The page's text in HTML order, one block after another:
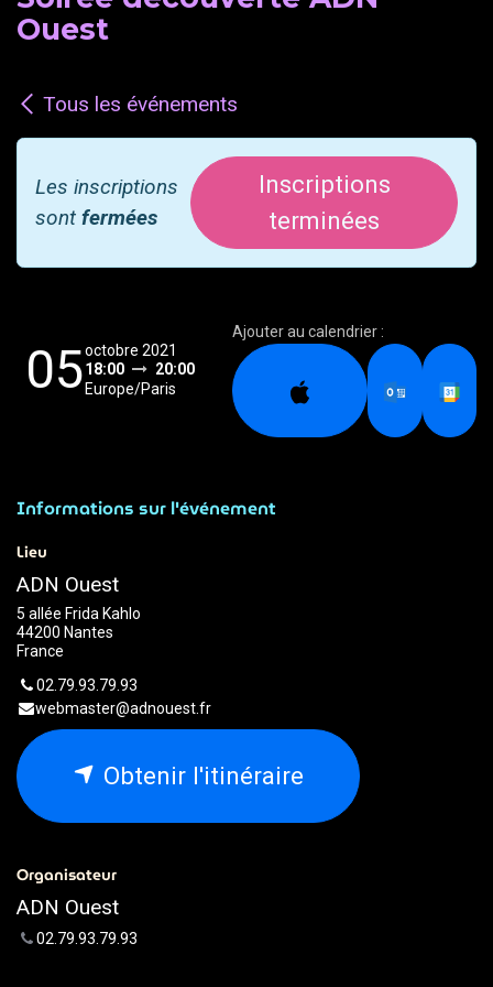
Ouest
Tous les événements
Les inscriptions
sont fermées
Inscriptions
terminées
05octobre 2021
18:00
20:00
Europe/Paris
Ajouter au calendrier :
Informations sur l'événement
Lieu
ADN Ouest
5 allée Frida Kahlo
44200 Nantes
France
02.79.93.79.93
webmaster@adnouest.fr
Obtenir l'itinéraire
Organisateur
ADN Ouest
02.79.93.79.93